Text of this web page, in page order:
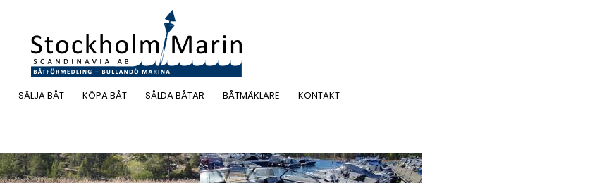
SÄLJA BÅT KÖPA BÅT SÅLDA BÅTAR BÅTMÄKLARE KONTAKT